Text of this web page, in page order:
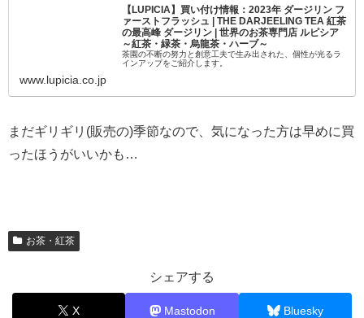
【LUPICIA】買い付け情報：2023年 ダージリン フ
ァーストフラッシュ | THE DARJEELING TEA 紅茶
の最高峰 ダージリン | 世界のお茶専門店 ルピシア
～紅茶・緑茶・烏龍茶・ハーブ～
茶園の不断の努力と創意工夫で生み出された、個性が光るラ
インアップをご紹介します。
www.lupicia.co.jp
まだギリギリ(販売の)季節なので、気になった方は早めに買
ったほうがいいかも…
お茶・紅茶
シェアする
X Mastodon Bluesky